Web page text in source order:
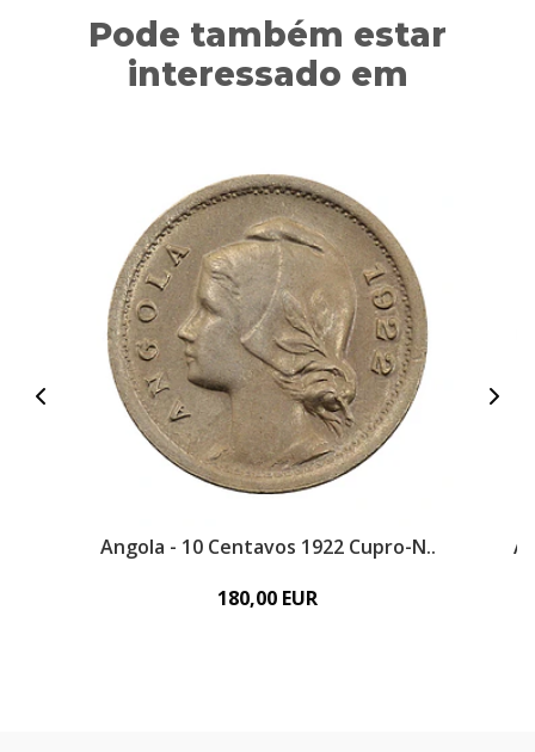
Pode também estar
interessado em
Angola - 10 Centavos 1922 Cupro-N..
180,00 EUR